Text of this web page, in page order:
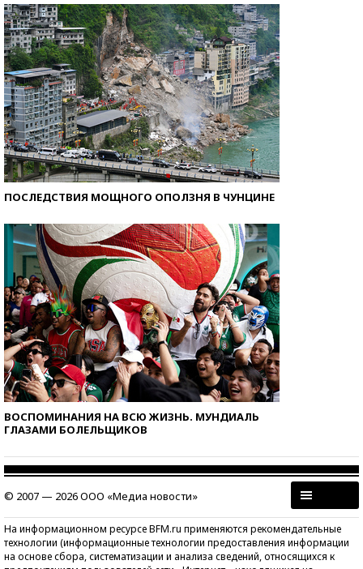
ПОСЛЕДСТВИЯ МОЩНОГО ОПОЛЗНЯ В ЧУНЦИНЕ
ВОСПОМИНАНИЯ НА ВСЮ ЖИЗНЬ. МУНДИАЛЬ
ГЛАЗАМИ БОЛЕЛЬЩИКОВ
© 2007 — 2026 ООО «Медиа новости»
На информационном ресурсе BFM.ru применяются рекомендательные
технологии (информационные технологии предоставления информации
на основе сбора, систематизации и анализа сведений, относящихся к